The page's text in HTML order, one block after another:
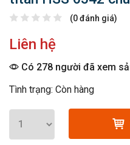
(0 đánh giá)
Liên hệ
Có 278 người đã xem
Tình trạng: Còn hàng